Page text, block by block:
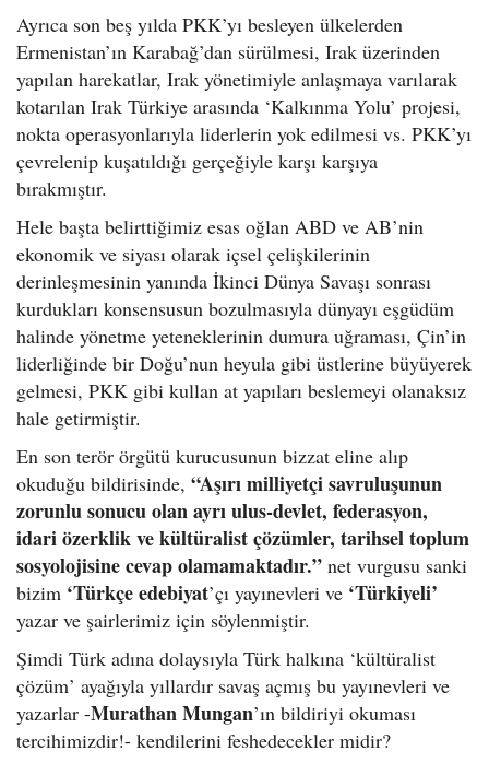
Ayrıca son beş yılda PKK’yı besleyen ülkelerden
Ermenistan’ın Karabağ’dan sürülmesi, Irak üzerinden
yapılan harekatlar, Irak yönetimiyle anlaşmaya varılarak
kotarılan Irak Türkiye arasında ‘Kalkınma Yolu’ projesi,
nokta operasyonlarıyla liderlerin yok edilmesi vs. PKK’yı
çevrelenip kuşatıldığı gerçeğiyle karşı karşıya
bırakmıştır.
Hele başta belirttiğimiz esas oğlan ABD ve AB’nin
ekonomik ve siyası olarak içsel çelişkilerinin
derinleşmesinin yanında İkinci Dünya Savaşı sonrası
kurdukları konsensusun bozulmasıyla dünyayı eşgüdüm
halinde yönetme yeteneklerinin dumura uğraması, Çin’in
liderliğinde bir Doğu’nun heyula gibi üstlerine büyüyerek
gelmesi, PKK gibi kullan at yapıları beslemeyi olanaksız
hale getirmiştir.
En son terör örgütü kurucusunun bizzat eline alıp
okuduğu bildirisinde, “Aşırı milliyetçi savruluşunun
zorunlu sonucu olan ayrı ulus-devlet, federasyon,
idari özerklik ve kültüralist çözümler, tarihsel toplum
sosyolojisine cevap olamamaktadır.” net vurgusu sanki
bizim ‘Türkçe edebiyat’çı yayınevleri ve ‘Türkiyeli’
yazar ve şairlerimiz için söylenmiştir.
Şimdi Türk adına dolaysıyla Türk halkına ‘kültüralist
çözüm’ ayağıyla yıllardır savaş açmış bu yayınevleri ve
yazarlar -Murathan Mungan’ın bildiriyi okuması
tercihimizdir!- kendilerini feshedecekler midir?